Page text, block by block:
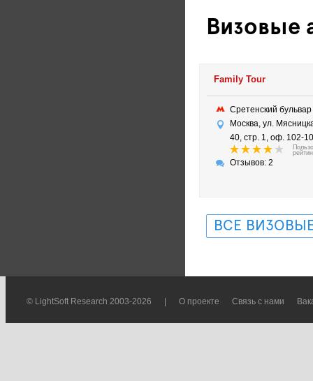
Визовые
Family Tour
Сретенский
Москва, ул.
40, стр. 1, оф. 102-
Отзывов: 2
ВСЕ
© LightSoft Research 2003-2026 О проекте Связь с нами